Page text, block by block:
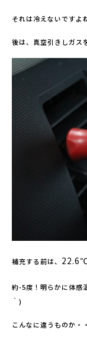
それは冷えないですよ
後は、真空引きしガス
補充する前は、
約-5度！明らかに体
｀)
こんなに違うものか・